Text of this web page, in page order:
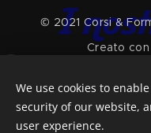
© 2021 Corsi &
Creato
We use cookies to
security of our website,
user experience.